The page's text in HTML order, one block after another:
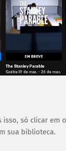
isso, só clicar em
sua biblioteca.